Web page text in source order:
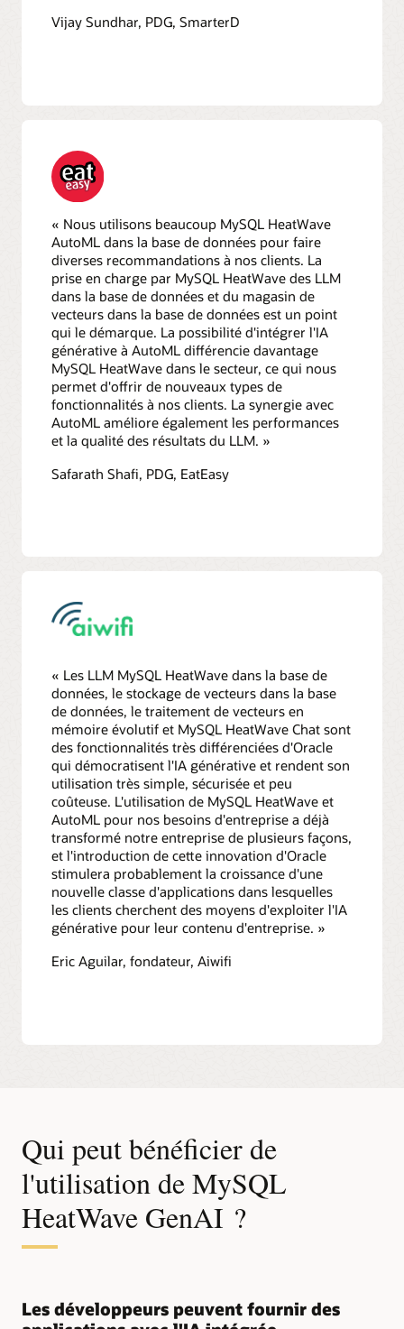
Vijay Sundhar, PDG, SmarterD
« Nous utilisons beaucoup MySQL HeatWave
AutoML dans la base de données pour faire
diverses recommandations à nos clients. La
prise en charge par MySQL HeatWave des LLM
dans la base de données et du magasin de
vecteurs dans la base de données est un point
qui le démarque. La possibilité d'intégrer l'IA
générative à AutoML différencie davantage
MySQL HeatWave dans le secteur, ce qui nous
permet d'offrir de nouveaux types de
fonctionnalités à nos clients. La synergie avec
AutoML améliore également les performances
et la qualité des résultats du LLM. »
Safarath Shafi, PDG, EatEasy
« Les LLM MySQL HeatWave dans la base de
données, le stockage de vecteurs dans la base
de données, le traitement de vecteurs en
mémoire évolutif et MySQL HeatWave Chat sont
des fonctionnalités très différenciées d'Oracle
qui démocratisent l'IA générative et rendent son
utilisation très simple, sécurisée et peu
coûteuse. L'utilisation de MySQL HeatWave et
AutoML pour nos besoins d'entreprise a déjà
transformé notre entreprise de plusieurs façons,
et l'introduction de cette innovation d'Oracle
stimulera probablement la croissance d'une
nouvelle classe d'applications dans lesquelles
les clients cherchent des moyens d'exploiter l'IA
générative pour leur contenu d'entreprise. »
Eric Aguilar, fondateur, Aiwifi
Qui peut bénéficier de
l'utilisation de MySQL
HeatWave GenAI ?
Les développeurs peuvent fournir des